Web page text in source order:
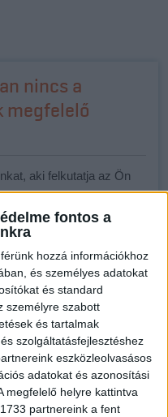
fontos a
hozzá információkhoz
és személyes adatokat
és standard
személyre szabott
és tartalmak
szolgáltatásfejlesztéshez
eszközleolvasásos
adatokat és azonosítási
megfelelő helyre kattintva
partnereink a fent
nincs a
megfelelő
aki felkutatja az Ön